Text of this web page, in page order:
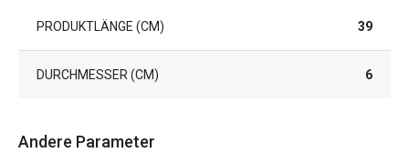
PRODUKTLÄNGE (CM) 39
DURCHMESSER (CM) 6
Andere Parameter